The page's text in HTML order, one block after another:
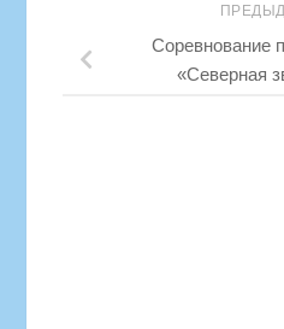
Соревнование
«Северная